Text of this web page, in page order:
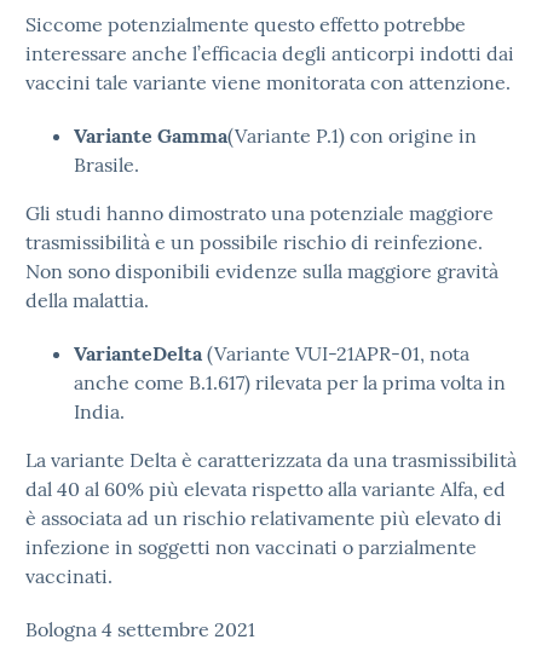
Siccome potenzialmente questo effetto potrebbe
interessare anche l’efficacia degli anticorpi indotti dai
vaccini tale variante viene monitorata con attenzione.
Variante Gamma(Variante P.1) con origine in
Brasile.
Gli studi hanno dimostrato una potenziale maggiore
trasmissibilità e un possibile rischio di reinfezione.
Non sono disponibili evidenze sulla maggiore gravità
della malattia.
VarianteDelta(Variante VUI-21APR-01, nota
anche come B.1.617) rilevata per la prima volta in
India.
La variante Delta è caratterizzata da una trasmissibilità
dal 40 al 60% più elevata rispetto alla variante Alfa, ed
è associata ad un rischio relativamente più elevato di
infezione in soggetti non vaccinati o parzialmente
vaccinati.
Bologna 4 settembre 2021